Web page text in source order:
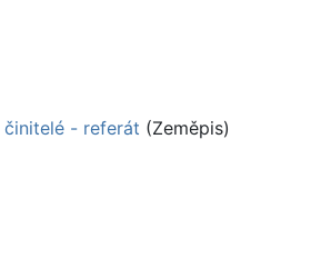
- referát (Zeměpis)